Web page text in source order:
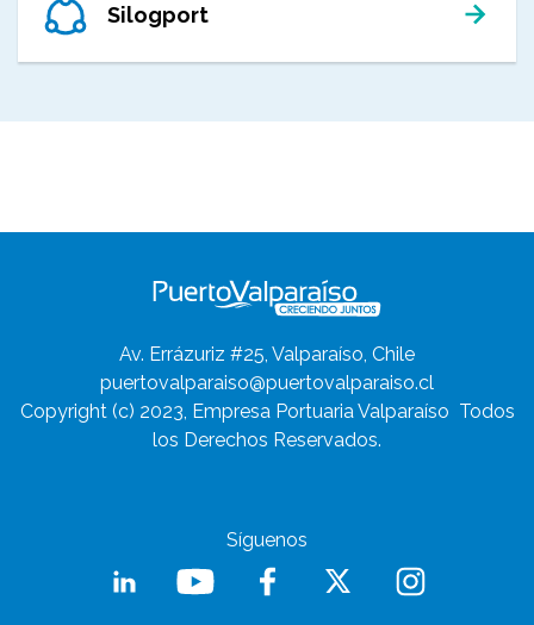
Silogport
Av. Errázuriz #25, Valparaíso, Chile
puertovalparaiso@puertovalparaiso.cl
Copyright (c) 2023, Empresa Portuaria Valparaíso Todos
los Derechos Reservados.
Síguenos